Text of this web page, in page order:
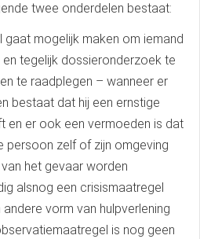
twee onderdelen bestaat:
mogelijk maken om iemand
tegelijk dossieronderzoek te
te raadplegen – wanneer er
bestaat dat hij een ernstige
en er ook een vermoeden is dat
zelf of zijn omgeving
het gevaar worden
alsnog een crisismaatregel
vorm van hulpverlening
is nog geen